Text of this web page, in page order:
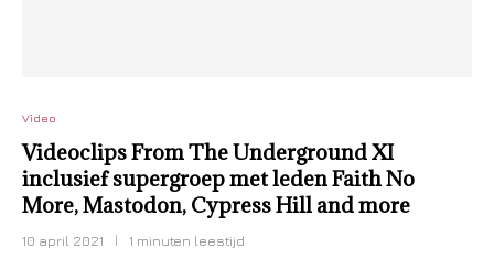
Video
Videoclips From The Underground XI
inclusief supergroep met leden Faith No
More, Mastodon, Cypress Hill and more
10 april 2021 1 minuten leestijd